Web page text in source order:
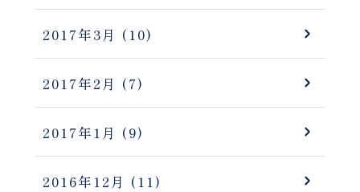
2017年3月 (10)
2017年2月 (7)
2017年1月 (9)
2016年12月 (11)